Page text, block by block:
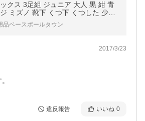
クス 3足組 ジュニア 大人 黒 紺 青
ミズノ 靴下 くつ下 くつした 少年
12JX2U12 12JX2U13 12JX2U77
12JX2U79 一般用
品ベースボールタウン
2017/3/23
違反報告 いいね 0